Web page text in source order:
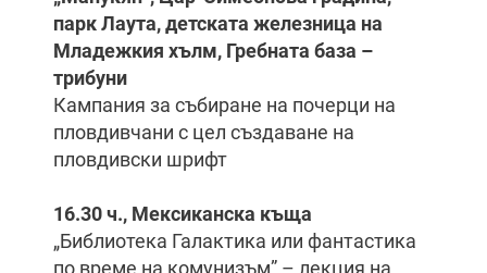
парк Лаута, детската железница на
Младежкия хълм, Гребната база –
трибуни
Кампания за събиране на почерци на
пловдивчани с цел създаване на
пловдивски шрифт
16.30 ч., Мексиканска къща
„Библиотека Галактика или фантастика
по време на комунизъм” – лекция на